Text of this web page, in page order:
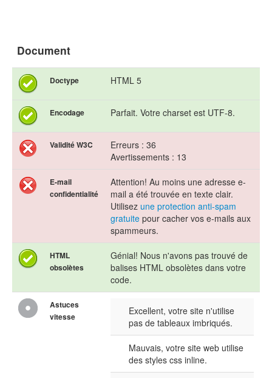
Document
Doctype HTML 5
Encodage Parfait. Votre charset est UTF-8.
Validité W3C
Erreurs : 36
Avertissements : 13
E-mail
confidentialité
Attention! Au moins une adresse e-
mail a été trouvée en texte clair.
Utilisez une protection anti-spam
gratuite pour cacher vos e-mails aux
spammeurs.
HTML
obsolètes
Génial! Nous n'avons pas trouvé de
balises HTML obsolètes dans votre
code.
Astuces
vitesse
Excellent, votre site n'utilise
pas de tableaux imbriqués.
Mauvais, votre site web utilise
des styles css inline.